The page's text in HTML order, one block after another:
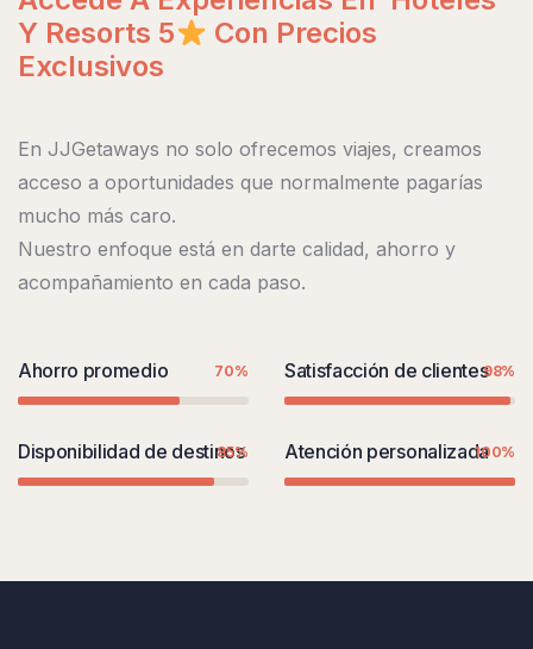
Y Resorts 5
Con Precios
Exclusivos
En JJGetaways no solo ofrecemos viajes, creamos
acceso a oportunidades que normalmente pagarías
mucho más caro.
Nuestro enfoque está en darte calidad, ahorro y
acompañamiento en cada paso.
Ahorro promedio 70% Satisfacción de clientes98%
Disponibilidad de destinos
85% Atención personalizada100%